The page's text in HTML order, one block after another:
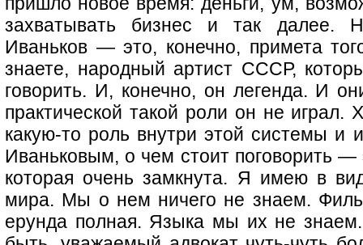
захватывать бизнес и так далее.
Иваньков — это, конечно, примета
знаете, народный артист СССР,
говорить. И, конечно, он легенда. И
практической такой роли он не
какую-то роль внутри этой системы и
Иваньковым, о чем стоит поговорить
которая очень замкнута. Я имею в
мира. Мы о нем ничего не знаем.
ерунда полная. Языка мы их не